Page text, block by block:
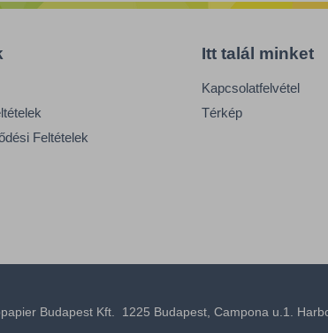
Feltételek
Itt talál minket
Kapcsolatfelvétel
Térkép
Budapest Kft. 1225 Budapest, Campona u.1.